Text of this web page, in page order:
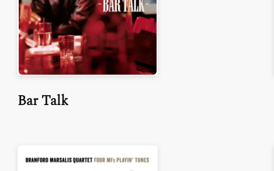
Bar Talk